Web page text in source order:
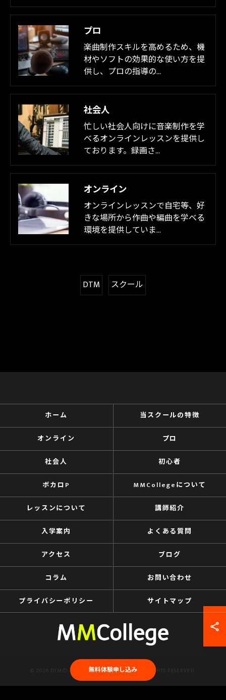
プロ
楽曲制作スキルを高めるため、機
材やソフトの効果的な使い方を提
供し、プロの指導の…
社会人
忙しい社会人向けに音楽制作を学
べるオンラインレッスンを提供し
ております。録画さ…
オンライン
オンラインレッスンで自宅等、好
きな場所から作曲や編曲を学べる
環境を提供していま…
DTM スクール
無料体験申し込み
ホーム 当スクールの特徴
オンライン プロ
社会人 初心者
ボカロP MMCollegeについて
レッスンについて 講師紹介
入学案内 よくある質問
アクセス ブログ
コラム お問い合わせ
プライバシーポリシー サイトマップ
© 2026 DTMのスクールならMMCollege ALL RIGHTS RESERVED.
お気軽にお問い合わせください